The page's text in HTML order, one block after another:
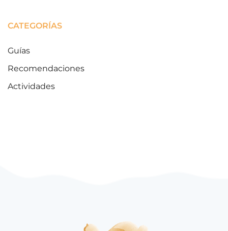
CATEGORÍAS
Guías
Recomendaciones
Actividades